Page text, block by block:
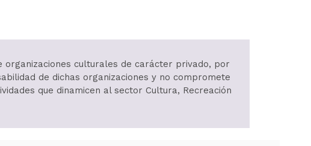
organizaciones culturales de carácter privado, por
de dichas organizaciones y no compromete
que dinamicen al sector Cultura, Recreación